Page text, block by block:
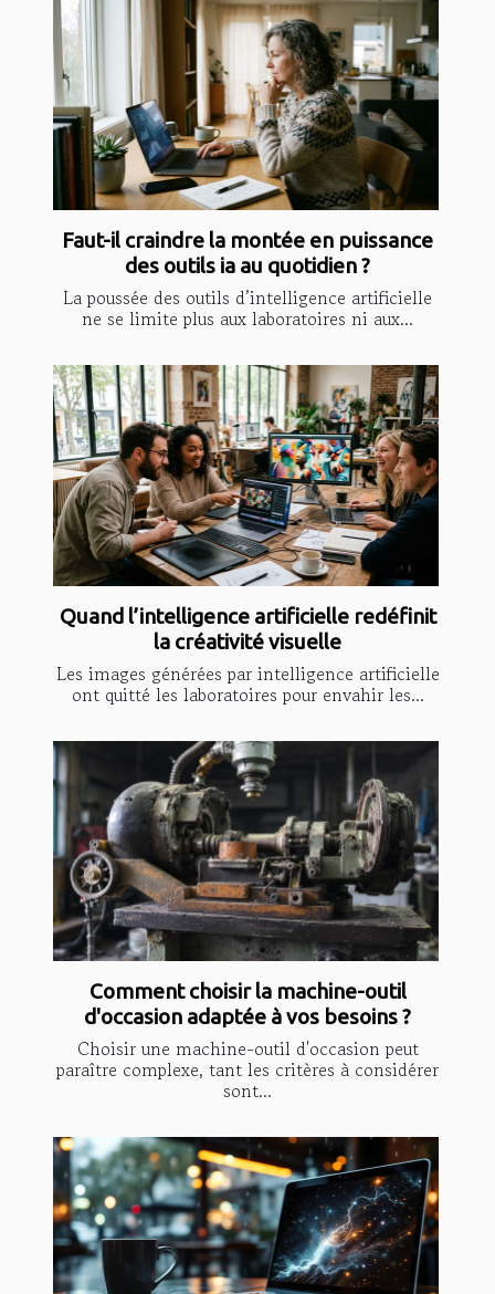
Faut-il craindre la montée en puissance
des outils ia au quotidien ?
La poussée des outils d’intelligence artificielle
ne se limite plus aux laboratoires ni aux...
Quand l’intelligence artificielle redéfinit
la créativité visuelle
Les images générées par intelligence artificielle
ont quitté les laboratoires pour envahir les...
Comment choisir la machine-outil
d'occasion adaptée à vos besoins ?
Choisir une machine-outil d'occasion peut
paraître complexe, tant les critères à considérer
sont...